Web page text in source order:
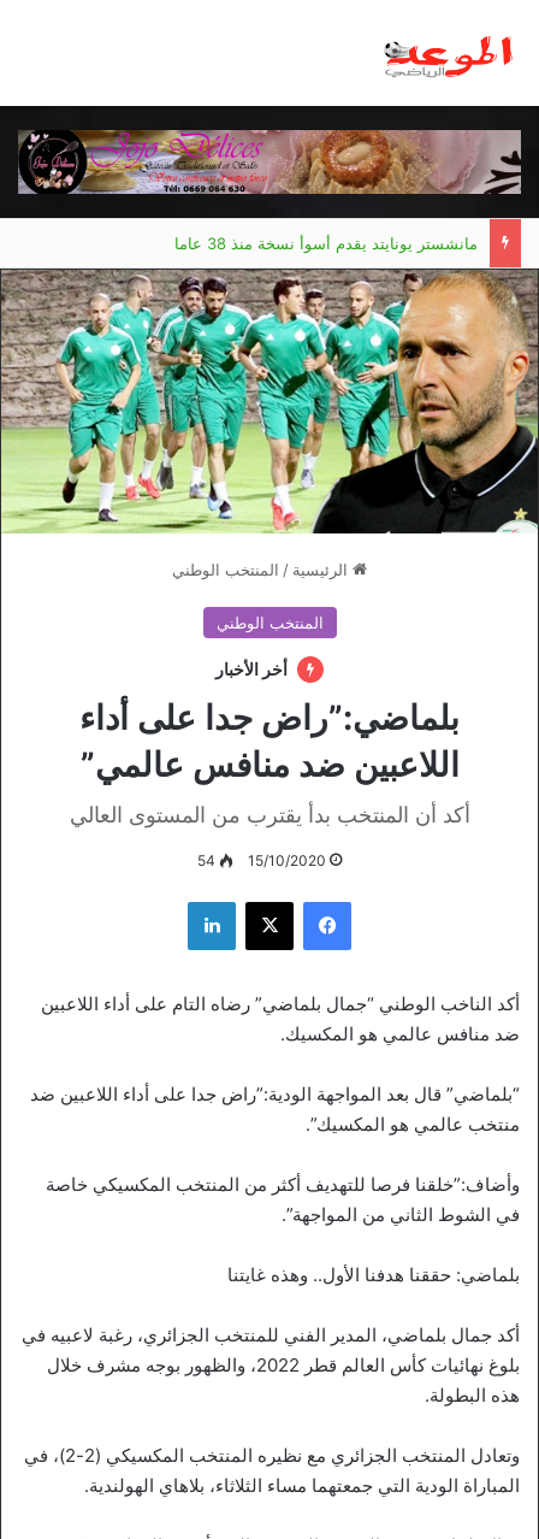
مانشستر يونايتد يقدم أسوأ نسخة منذ 38 عاما
الرئيسية / المنتخب الوطني
المنتخب الوطني
أخر الأخبار
بلماضي:”راض جدا على أداء
اللاعبين ضد منافس عالمي”
أكد أن المنتخب بدأ يقترب من المستوى العالي
15/10/2020
54
فيسبوك ‫X لينكدإن
أكد الناخب الوطني “جمال بلماضي” رضاه التام على أداء اللاعبين
ضد منافس عالمي هو المكسيك.
“بلماضي” قال بعد المواجهة الودية:”راض جدا على أداء اللاعبين ضد
منتخب عالمي هو المكسيك”.
وأضاف:”خلقنا فرصا للتهديف أكثر من المنتخب المكسيكي خاصة
في الشوط الثاني من المواجهة”.
بلماضي: حققنا هدفنا الأول.. وهذه غايتنا
أكد جمال بلماضي، المدير الفني للمنتخب الجزائري، رغبة لاعبيه في
بلوغ نهائيات كأس العالم قطر 2022، والظهور بوجه مشرف خلال
هذه البطولة.
وتعادل المنتخب الجزائري مع نظيره المنتخب المكسيكي (2-2)، في
المباراة الودية التي جمعتهما مساء الثلاثاء، بلاهاي الهولندية.